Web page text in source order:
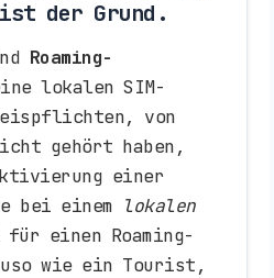
der Grund.
Roaming-
lokalen SIM-
von
gehört haben,
einer
bei einem lokalen
einen Roaming-
wie ein Tourist,